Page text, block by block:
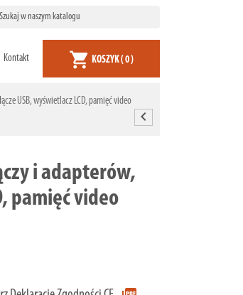
Kontakt shopping_cart KOSZYK( 0 )
USB, wyświetlacz LCD, pamięć video
chevron_left
i adapterów,
pamięć video